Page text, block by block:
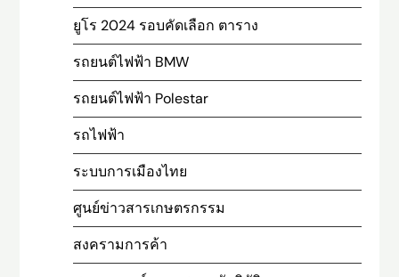
ยูโร 2024 รอบคัดเลือก ตาราง
รถยนต์ไฟฟ้า BMW
รถยนต์ไฟฟ้า Polestar
รถไฟฟ้า
ระบบการเมืองไทย
ศูนย์ข่าวสารเกษตรกรรม
สงครามการค้า